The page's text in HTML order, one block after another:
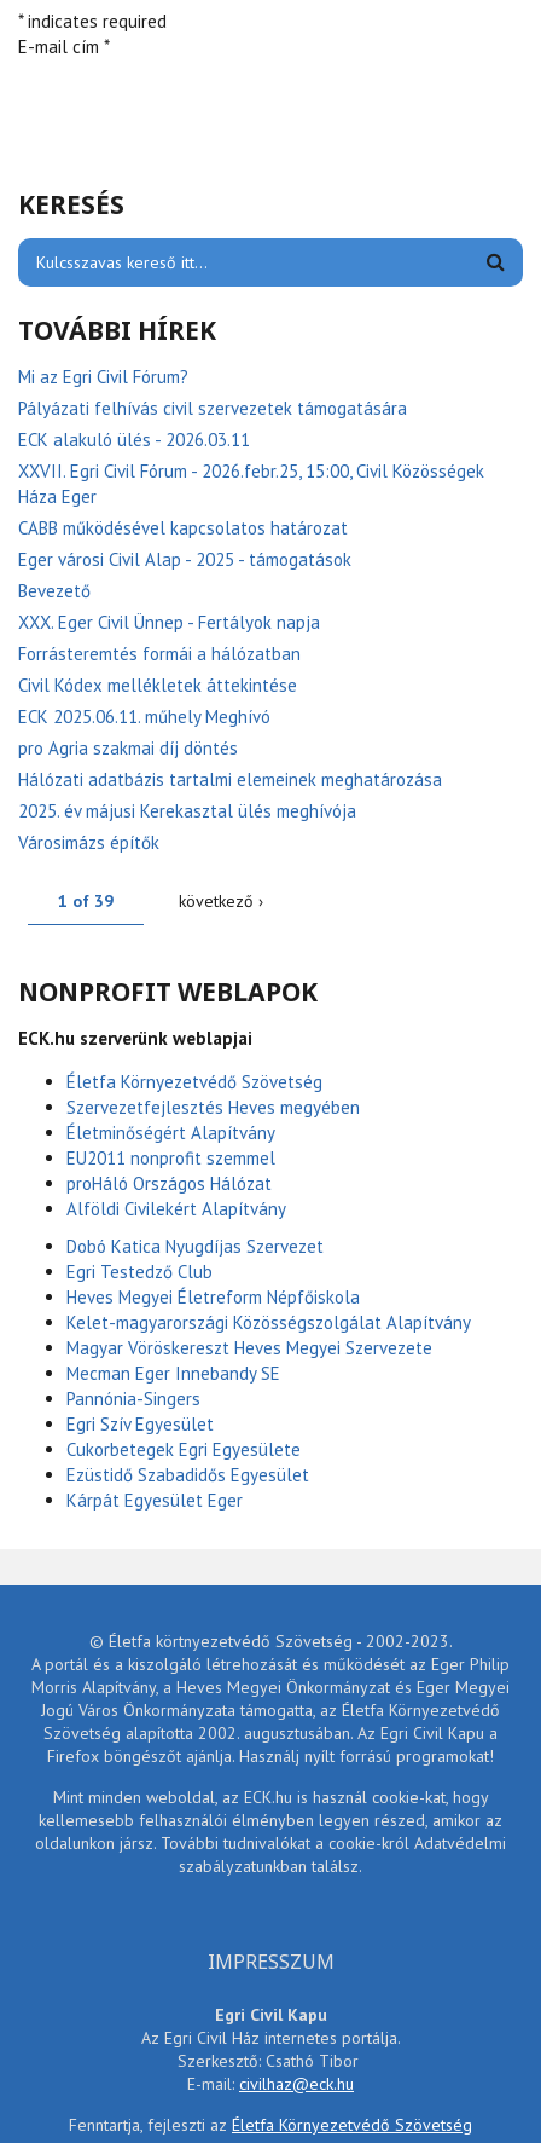
* indicates required
E-mail cím *
KERESÉS
TOVÁBBI HÍREK
Mi az Egri Civil Fórum?
Pályázati felhívás civil szervezetek támogatására
ECK alakuló ülés - 2026.03.11
XXVII. Egri Civil Fórum - 2026.febr.25, 15:00, Civil Közösségek
Háza Eger
CABB működésével kapcsolatos határozat
Eger városi Civil Alap - 2025 - támogatások
Bevezető
XXX. Eger Civil Ünnep - Fertályok napja
Forrásteremtés formái a hálózatban
Civil Kódex mellékletek áttekintése
ECK 2025.06.11. műhely Meghívó
pro Agria szakmai díj döntés
Hálózati adatbázis tartalmi elemeinek meghatározása
2025. év májusi Kerekasztal ülés meghívója
Városimázs építők
1 of 39 következő ›
NONPROFIT WEBLAPOK
ECK.hu szerverünk weblapjai
Életfa Környezetvédő Szövetség
Szervezetfejlesztés Heves megyében
Életminőségért Alapítvány
EU2011 nonprofit szemmel
proHáló Országos Hálózat
Alföldi Civilekért Alapítvány
Dobó Katica Nyugdíjas Szervezet
Egri Testedző Club
Heves Megyei Életreform Népfőiskola
Kelet-magyarországi Közösségszolgálat Alapítvány
Magyar Vöröskereszt Heves Megyei Szervezete
Mecman Eger Innebandy SE
Pannónia-Singers
Egri Szív Egyesület
Cukorbetegek Egri Egyesülete
Ezüstidő Szabadidős Egyesület
Kárpát Egyesület Eger
© Életfa körtnyezetvédő Szövetség - 2002-2023.
A portál és a kiszolgáló létrehozását és működését az Eger Philip
Morris Alapítvány, a Heves Megyei Önkormányzat és Eger Megyei
Jogú Város Önkormányzata támogatta, az Életfa Környezetvédő
Szövetség alapította 2002. augusztusában. Az Egri Civil Kapu a
Firefox böngészőt ajánlja. Használj nyílt forrású programokat!
Mint minden weboldal, az ECK.hu is használ cookie-kat, hogy
kellemesebb felhasználói élményben legyen részed, amikor az
oldalunkon jársz. További tudnivalókat a cookie-król Adatvédelmi
szabályzatunkban találsz.
IMPRESSZUM
Egri Civil Kapu
Az Egri Civil Ház internetes portálja.
Szerkesztő: Csathó Tibor
E-mail: civilhaz@eck.hu
Fenntartja, fejleszti az Életfa Környezetvédő Szövetség